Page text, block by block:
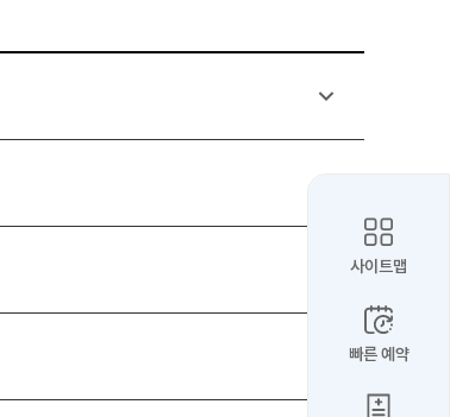
사이트맵
빠른 예약